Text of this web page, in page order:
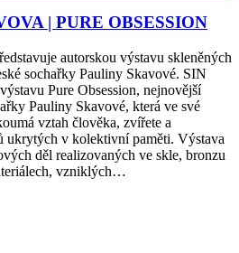
| PURE OBSESSION
autorskou výstavu skleněných
sochařky Pauliny Skavové. SIN
Pure Obsession, nejnovější
Pauliny Skavové, která ve své
vztah člověka, zvířete a
ukrytých v kolektivní paměti. Výstava
děl realizovaných ve skle, bronzu
vzniklých…